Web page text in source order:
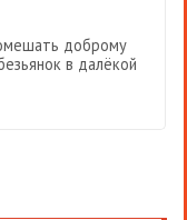
доброму
в далёкой